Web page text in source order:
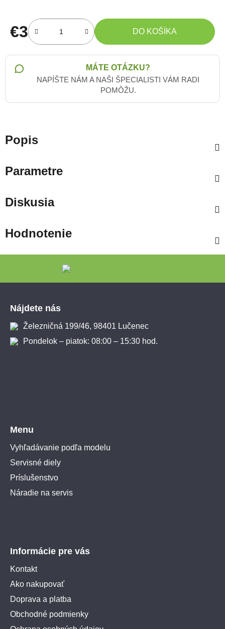
€3
Jednotková cena:
DO KOŠÍKA
MÁTE OTÁZKU?
NAPÍŠTE NÁM A NAŠI ŠPECIALISTI VÁM RADI
POMÔŽU.
Popis
Parametre
Diskusia
Hodnotenie
Nájdete nás
Železničná 199/46, 98401 Lučenec
Pondelok – piatok: 08:00 – 15:30 hod.
Menu
Vyhľadávanie podľa modelu
Servisné diely
Príslušenstvo
Náradie na servis
Informácie pre vás
Kontakt
Ako nakupovať
Doprava a platba
Obchodné podmienky